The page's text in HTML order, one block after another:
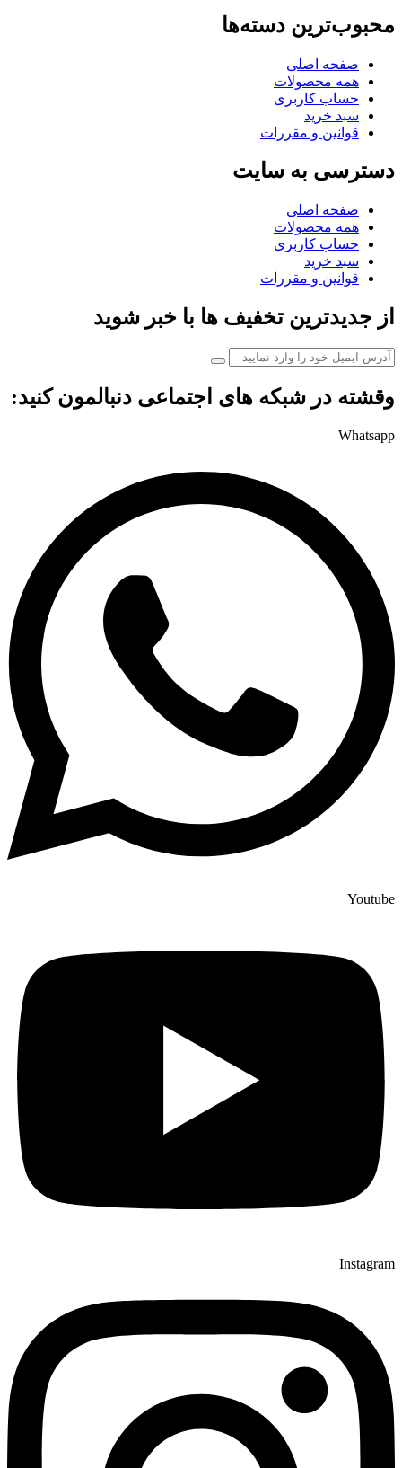
محبوب‌ترین دسته‌ها
صفحه اصلی
همه محصولات
حساب کاربری
سبد خرید
قوانین و مقررات
دسترسی به سایت
صفحه اصلی
همه محصولات
حساب کاربری
سبد خرید
قوانین و مقررات
از جدیدترین تخفیف ها با خبر شوید
وقشته در شبکه های اجتماعی دنبالمون کنید:
Whatsapp
Youtube
Instagram